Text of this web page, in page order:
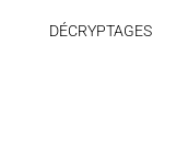
DÉCRYPTAGES